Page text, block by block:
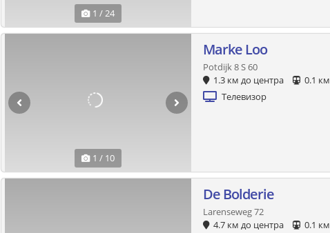
1 / 24
1 / 10
Marke Loo
Potdijk 8 S 60
1.3 км до центра
0.1 км
Телевизор
De Bolderie
Larenseweg 72
4.7 км до центра
0.1 км